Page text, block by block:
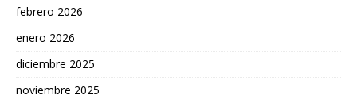
febrero 2026
enero 2026
diciembre 2025
noviembre 2025